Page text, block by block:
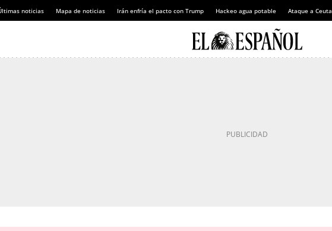
noticias Mapa de noticias Irán enfría el pacto con Trump Hackeo agua potable Ataque a Ceuta